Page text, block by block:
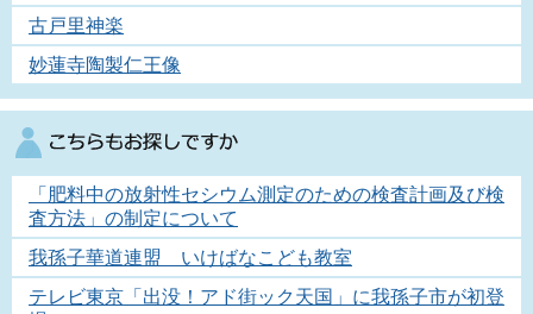
古戸里神楽
妙蓮寺陶製仁王像
「肥料中の放射性セシウム測定のための検査計画及び検
査方法」の制定について
我孫子華道連盟 いけばなこども教室
テレビ東京「出没！アド街ック天国」に我孫子市が初登